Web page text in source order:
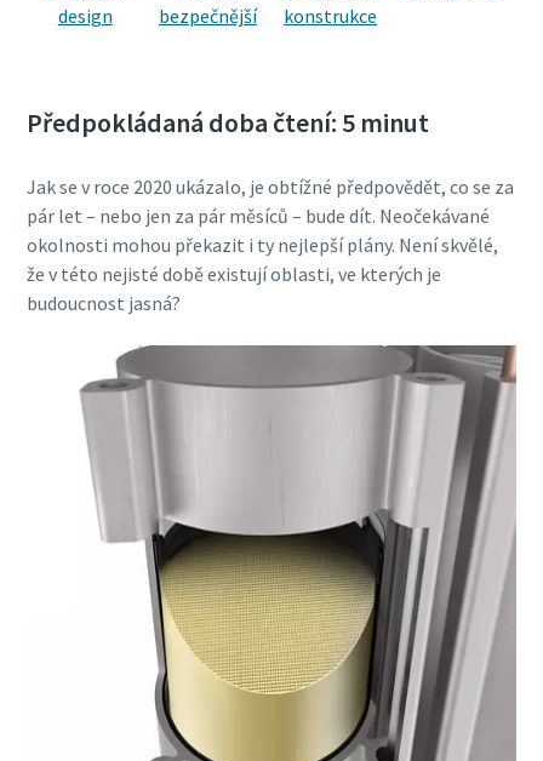
10 steps to a green and more efficient
Carbon reduction for green production - all you need to
design
bezpečnější
konstrukce
Předpokládaná doba čtení: 5 minut
Jak se v roce 2020 ukázalo, je obtížné předpovědět, co se za
pár let – nebo jen za pár měsíců – bude dít. Neočekávané
okolnosti mohou překazit i ty nejlepší plány. Není skvělé,
že v této nejisté době existují oblasti, ve kterých je
budoucnost jasná?